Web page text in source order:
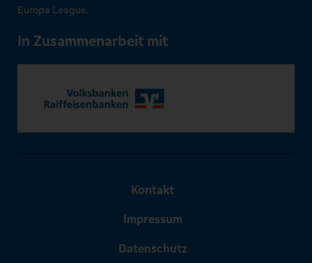
Europa League.
In Zusammenarbeit mit
Kontakt
Impressum
Datenschutz